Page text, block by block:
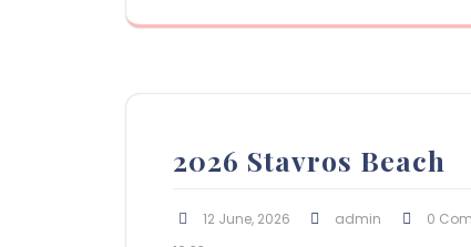
2026 Stavros Beach
12 June, 2026 admin 0